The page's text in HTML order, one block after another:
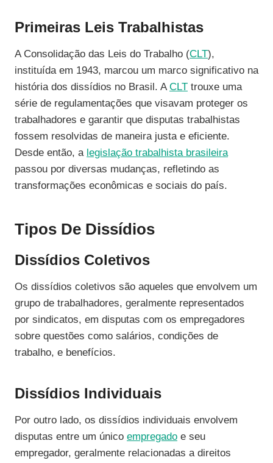
Primeiras Leis Trabalhistas
A Consolidação das Leis do Trabalho (CLT),
instituída em 1943, marcou um marco significativo na
história dos dissídios no Brasil. ACLT trouxe uma
série de regulamentações que visavam proteger os
trabalhadores e garantir que disputas trabalhistas
fossem resolvidas de maneira justa e eficiente.
Desde então, a legislação trabalhista brasileira
passou por diversas mudanças, refletindo as
transformações econômicas e sociais do país.
Tipos De Dissídios
Dissídios Coletivos
Os dissídios coletivos são aqueles que envolvem um
grupo de trabalhadores, geralmente representados
por sindicatos, em disputas com os empregadores
sobre questões como salários, condições de
trabalho, e benefícios.
Dissídios Individuais
Por outro lado, os dissídios individuais envolvem
disputas entre um único empregado e seu
empregador, geralmente relacionadas a direitos